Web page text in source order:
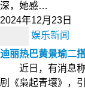
深，她感…
2024年12月23日
娱乐新闻
迪丽热巴黄景瑜二
近日，有消息称
剧《枭起青壤》，